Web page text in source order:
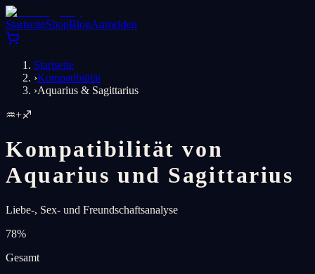
StartseiteShopBlogAnmelden
Startseite
›Kompatibilität
›Aquarius & Sagittarius
♒+♐
Kompatibilität von
Aquarius und Sagittarius
Liebe-, Sex- und Freundschaftsanalyse
78%
Gesamt